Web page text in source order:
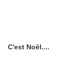
C'est Noël....